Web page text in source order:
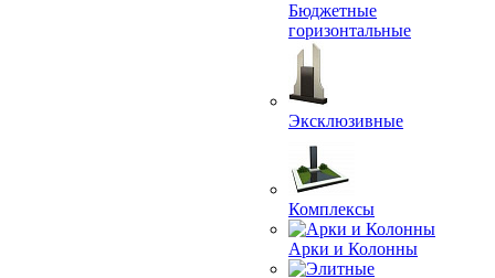
Бюджетные
горизонтальные
Эксклюзивные
Комплексы
Арки и Колонны